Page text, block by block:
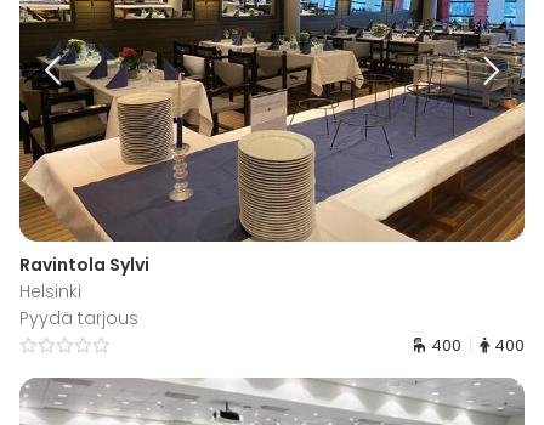
Ravintola Sylvi
Helsinki
Pyydä tarjous
400 400